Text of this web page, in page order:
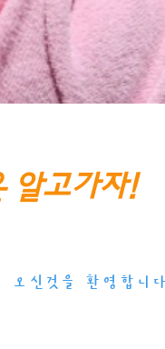
알고가자!
오신것을 환영합니